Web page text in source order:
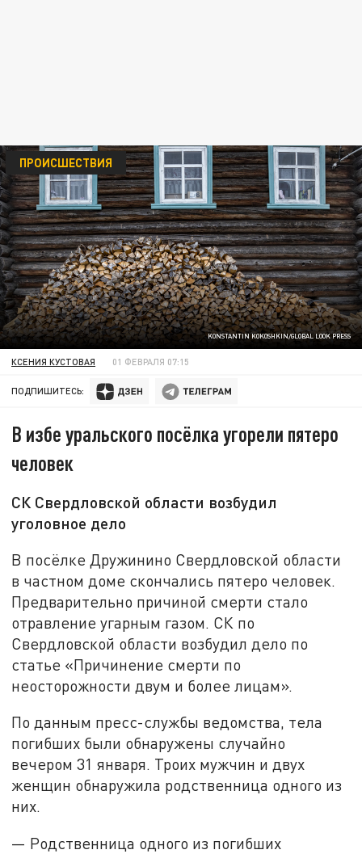
KONSTANTIN KOKOSHKIN/GLOBAL LOOK PRESS
ПРОИСШЕСТВИЯ
КСЕНИЯ КУСТОВАЯ 01 ФЕВРАЛЯ 07:15
ПОДПИШИТЕСЬ:
В избе уральского посёлка угорели пятеро
человек
СК Свердловской области возбудил
уголовное дело
В посёлке Дружинино Свердловской области
в частном доме скончались пятеро человек.
Предварительно причиной смерти стало
отравление угарным газом. СК по
Свердловской области возбудил дело по
статье «Причинение смерти по
неосторожности двум и более лицам».
По данным пресс-службы ведомства, тела
погибших были обнаружены случайно
вечером 31 января. Троих мужчин и двух
женщин обнаружила родственница одного из
них.
— Родственница одного из погибших